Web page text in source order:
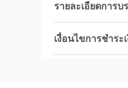
รายละเอียดการบ
เงื่อนไขการชำระ